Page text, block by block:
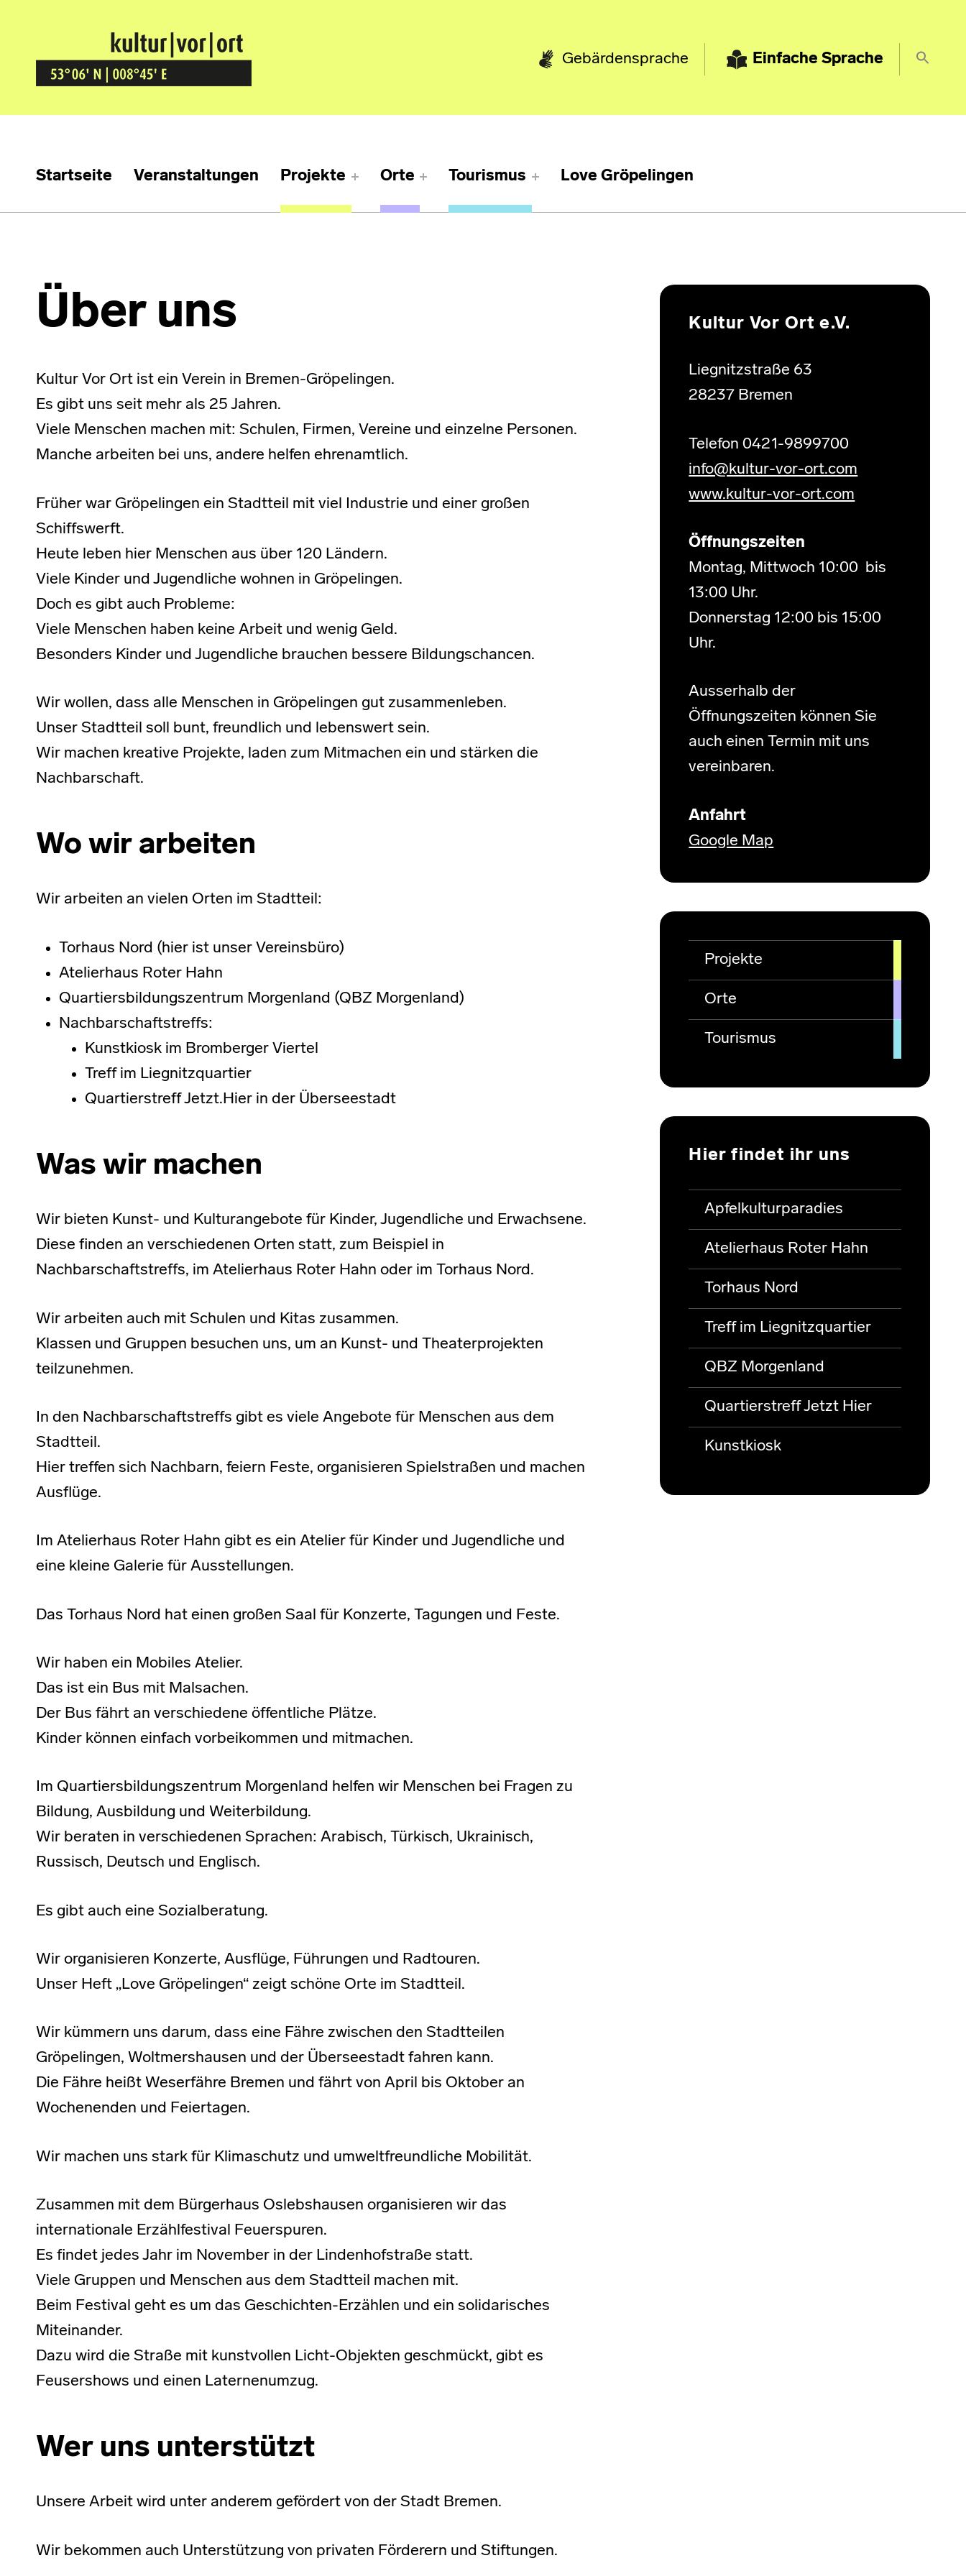
Kultur Vor Ort
BREMEN GRÖPELINGEN Gebärdensprache Einfache Sprache
Startseite Veranstaltungen Projekte Orte Tourismus Love Gröpelingen
Über uns
Kultur Vor Ort ist ein Verein in Bremen-Gröpelingen.
Es gibt uns seit mehr als 25 Jahren.
Viele Menschen machen mit: Schulen, Firmen, Vereine und einzelne Personen.
Manche arbeiten bei uns, andere helfen ehrenamtlich.
Früher war Gröpelingen ein Stadtteil mit viel Industrie und einer großen
Schiffswerft.
Heute leben hier Menschen aus über 120 Ländern.
Viele Kinder und Jugendliche wohnen in Gröpelingen.
Doch es gibt auch Probleme:
Viele Menschen haben keine Arbeit und wenig Geld.
Besonders Kinder und Jugendliche brauchen bessere Bildungschancen.
Wir wollen, dass alle Menschen in Gröpelingen gut zusammenleben.
Unser Stadtteil soll bunt, freundlich und lebenswert sein.
Wir machen kreative Projekte, laden zum Mitmachen ein und stärken die
Nachbarschaft.
Wo wir arbeiten
Wir arbeiten an vielen Orten im Stadtteil:
Torhaus Nord (hier ist unser Vereinsbüro)
Atelierhaus Roter Hahn
Quartiersbildungszentrum Morgenland (QBZ Morgenland)
Nachbarschaftstreffs:
Kunstkiosk im Bromberger Viertel
Treff im Liegnitzquartier
Quartierstreff Jetzt.Hier in der Überseestadt
Was wir machen
Wir bieten Kunst- und Kulturangebote für Kinder, Jugendliche und Erwachsene.
Diese finden an verschiedenen Orten statt, zum Beispiel in
Nachbarschaftstreffs, im Atelierhaus Roter Hahn oder im Torhaus Nord.
Wir arbeiten auch mit Schulen und Kitas zusammen.
Klassen und Gruppen besuchen uns, um an Kunst- und Theaterprojekten
teilzunehmen.
In den Nachbarschaftstreffs gibt es viele Angebote für Menschen aus dem
Stadtteil.
Hier treffen sich Nachbarn, feiern Feste, organisieren Spielstraßen und machen
Ausflüge.
Im Atelierhaus Roter Hahn gibt es ein Atelier für Kinder und Jugendliche und
eine kleine Galerie für Ausstellungen.
Das Torhaus Nord hat einen großen Saal für Konzerte, Tagungen und Feste.
Wir haben ein Mobiles Atelier.
Das ist ein Bus mit Malsachen.
Der Bus fährt an verschiedene öffentliche Plätze.
Kinder können einfach vorbeikommen und mitmachen.
Im Quartiersbildungszentrum Morgenland helfen wir Menschen bei Fragen zu
Bildung, Ausbildung und Weiterbildung.
Wir beraten in verschiedenen Sprachen: Arabisch, Türkisch, Ukrainisch,
Russisch, Deutsch und Englisch.
Es gibt auch eine Sozialberatung.
Wir organisieren Konzerte, Ausflüge, Führungen und Radtouren.
Unser Heft „Love Gröpelingen“ zeigt schöne Orte im Stadtteil.
Wir kümmern uns darum, dass eine Fähre zwischen den Stadtteilen
Gröpelingen, Woltmershausen und der Überseestadt fahren kann.
Die Fähre heißt Weserfähre Bremen und fährt von April bis Oktober an
Wochenenden und Feiertagen.
Wir machen uns stark für Klimaschutz und umweltfreundliche Mobilität.
Zusammen mit dem Bürgerhaus Oslebshausen organisieren wir das
internationale Erzählfestival Feuerspuren.
Es findet jedes Jahr im November in der Lindenhofstraße statt.
Viele Gruppen und Menschen aus dem Stadtteil machen mit.
Beim Festival geht es um das Geschichten-Erzählen und ein solidarisches
Miteinander.
Dazu wird die Straße mit kunstvollen Licht-Objekten geschmückt, gibt es
Feusershows und einen Laternenumzug.
Wer uns unterstützt
Unsere Arbeit wird unter anderem gefördert von der Stadt Bremen.
Wir bekommen auch Unterstützung von privaten Förderern und Stiftungen.
Kultur Vor Ort e.V.
Liegnitzstraße 63
28237 Bremen
Telefon 0421-9899700
info@kultur-vor-ort.com
www.kultur-vor-ort.com
Öffnungszeiten
Montag, Mittwoch 10:00 bis
13:00 Uhr.
Donnerstag 12:00 bis 15:00
Uhr.
Ausserhalb der
Öffnungszeiten können Sie
auch einen Termin mit uns
vereinbaren.
Anfahrt
Google Map
Projekte
Orte
Tourismus
Hier findet ihr uns
Apfelkulturparadies
Atelierhaus Roter Hahn
Torhaus Nord
Treff im Liegnitzquartier
QBZ Morgenland
Quartierstreff Jetzt Hier
Kunstkiosk